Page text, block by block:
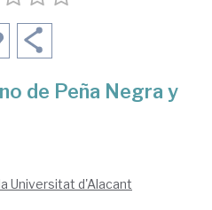
de Peña Negra y
Universitat d'Alacant